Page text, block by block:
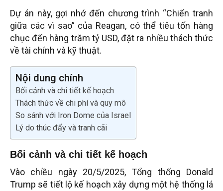
Dự án này, gợi nhớ đến chương trình “Chiến tranh
giữa các vì sao” của Reagan, có thể tiêu tốn hàng
chục đến hàng trăm tỷ USD, đặt ra nhiều thách thức
về tài chính và kỹ thuật.
Nội dung chính
Bối cảnh và chi tiết kế hoạch
Thách thức về chi phí và quy mô
So sánh với Iron Dome của Israel
Lý do thúc đẩy và tranh cãi
Bối cảnh và chi tiết kế hoạch
Vào chiều ngày 20/5/2025, Tổng thống Donald
Trump sẽ tiết lộ kế hoạch xây dựng một hệ thống lá